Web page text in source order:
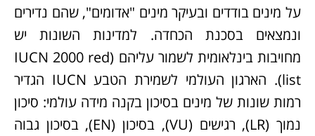
על מינים בודדים ובעיקר מינים "אדומים", שהם נדירים
ונמצאים בסכנת הכחדה. למדינות השונות יש
מחויבות בינלאומית לשמור עליהם (IUCN 2000 red
list). הארגון העולמי לשמירת הטבע IUCN הגדיר
רמות שונות של מינים בסיכון בקנה מידה עולמי: סיכון
נמוך (LR), רגישים (VU), בסיכון (EN), בסיכון גבוה